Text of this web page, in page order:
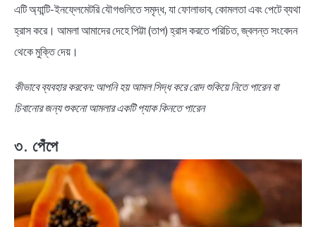
এটি অ্যান্টি-ইনফ্লেমেটরি যৌগগুলিতে সমৃদ্ধ, যা ফোলাভাব, কোমলতা এবং পেটে ব্যথা
হ্রাস করে। আমলা আমাদের দেহে পিট্টা (তাপ) হ্রাস করতে পরিচিত, জ্বলন্ত সংবেদন
থেকে মুক্তি দেয়।
কীভাবে ব্যবহার করবেন: আপনি হয় আমল সিদ্ধ করে রোদ শুকিয়ে নিতে পারেন বা
চিবানোর জন্য শুকনো আমলার একটি প্যাক কিনতে পারেন
৩. পেঁপে